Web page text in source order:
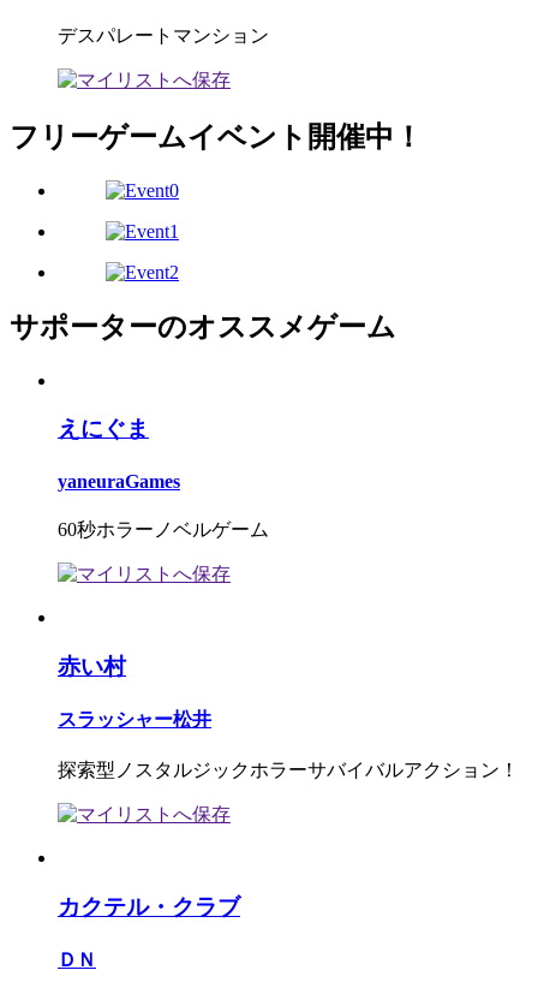
デスパレートマンション
フリーゲームイベント開催中！
サポーターのオススメゲーム
えにぐま
yaneuraGames
60秒ホラーノベルゲーム
赤い村
スラッシャー松井
探索型ノスタルジックホラーサバイバルアクション！
カクテル・クラブ
ＤＮ